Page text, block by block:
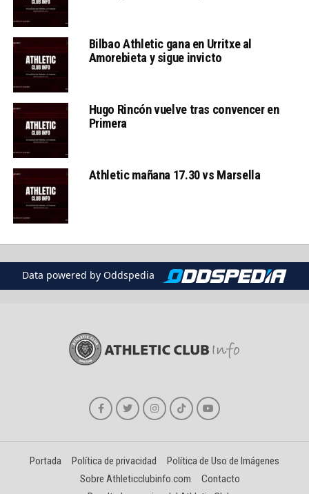
Bilbao Athletic gana en Urritxe al
Amorebieta y sigue invicto
Hugo Rincón vuelve tras convencer en
Primera
Athletic mañana 17.30 vs Marsella
Data powered by Oddspedia
Portada Política de privacidad
Política de Uso de Imágenes
Sobre Athleticclubinfo.com
Contacto